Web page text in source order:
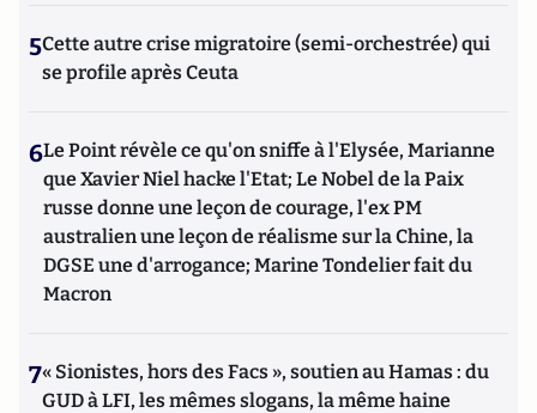
5Cette autre crise migratoire (semi-orchestrée) qui
se profile après Ceuta
6Le Point révèle ce qu'on sniffe à l'Elysée, Marianne
que Xavier Niel hacke l'Etat; Le Nobel de la Paix
russe donne une leçon de courage, l'ex PM
australien une leçon de réalisme sur la Chine, la
DGSE une d'arrogance; Marine Tondelier fait du
Macron
7« Sionistes, hors des Facs », soutien au Hamas : du
GUD à LFI, les mêmes slogans, la même haine